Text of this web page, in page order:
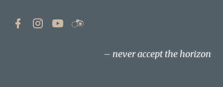
never accept the horizon